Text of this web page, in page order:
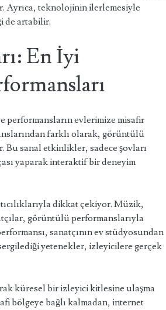
Ayrıca, teknolojinin ilerlemesiyle
de artabilir.
En İyi
performansların evlerimize misafir
farklı olarak, görüntülü
Bu sanal etkinlikler, sadece şovları
yaparak interaktif bir deneyim
dikkat çekiyor. Müzik,
görüntülü performanslarıyla
sanatçının ev stüdyosundan
yetenekler, izleyicilere gerçek
küresel bir izleyici kitlesine ulaşma
bölgeye bağlı kalmadan, internet